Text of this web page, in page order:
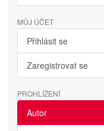
MŮJ ÚČET
Přihlásit se
Zaregistrovat se
PROHLÍŽENÍ
Autor